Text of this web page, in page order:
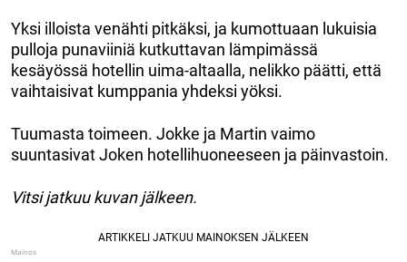
Yksi illoista venähti pitkäksi, ja kumottuaan lukuisia
pulloja punaviiniä kutkuttavan lämpimässä
kesäyössä hotellin uima-altaalla, nelikko päätti, että
vaihtaisivat kumppania yhdeksi yöksi.
Tuumasta toimeen. Jokke ja Martin vaimo
suuntasivat Joken hotellihuoneeseen ja päinvastoin.
Vitsi jatkuu kuvan jälkeen.